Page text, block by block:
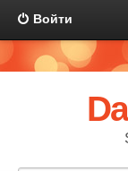
Войти